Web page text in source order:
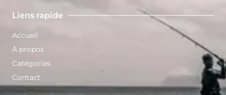
Liens rapide
Accueil
À propos
Catégories
Contact